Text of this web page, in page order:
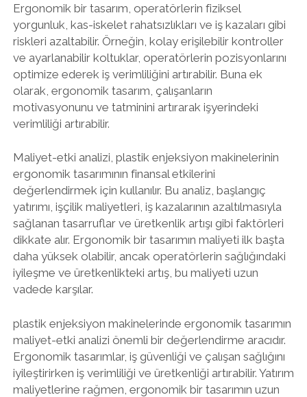
Ergonomik bir tasarım, operatörlerin fiziksel
yorgunluk, kas-iskelet rahatsızlıkları ve iş kazaları gibi
riskleri azaltabilir. Örneğin, kolay erişilebilir kontroller
ve ayarlanabilir koltuklar, operatörlerin pozisyonlarını
optimize ederek iş verimliliğini artırabilir. Buna ek
olarak, ergonomik tasarım, çalışanların
motivasyonunu ve tatminini artırarak işyerindeki
verimliliği artırabilir.
Maliyet-etki analizi, plastik enjeksiyon makinelerinin
ergonomik tasarımının finansal etkilerini
değerlendirmek için kullanılır. Bu analiz, başlangıç
yatırımı, işçilik maliyetleri, iş kazalarının azaltılmasıyla
sağlanan tasarruflar ve üretkenlik artışı gibi faktörleri
dikkate alır. Ergonomik bir tasarımın maliyeti ilk başta
daha yüksek olabilir, ancak operatörlerin sağlığındaki
iyileşme ve üretkenlikteki artış, bu maliyeti uzun
vadede karşılar.
plastik enjeksiyon makinelerinde ergonomik tasarımın
maliyet-etki analizi önemli bir değerlendirme aracıdır.
Ergonomik tasarımlar, iş güvenliği ve çalışan sağlığını
iyileştirirken iş verimliliği ve üretkenliği artırabilir. Yatırım
maliyetlerine rağmen, ergonomik bir tasarımın uzun